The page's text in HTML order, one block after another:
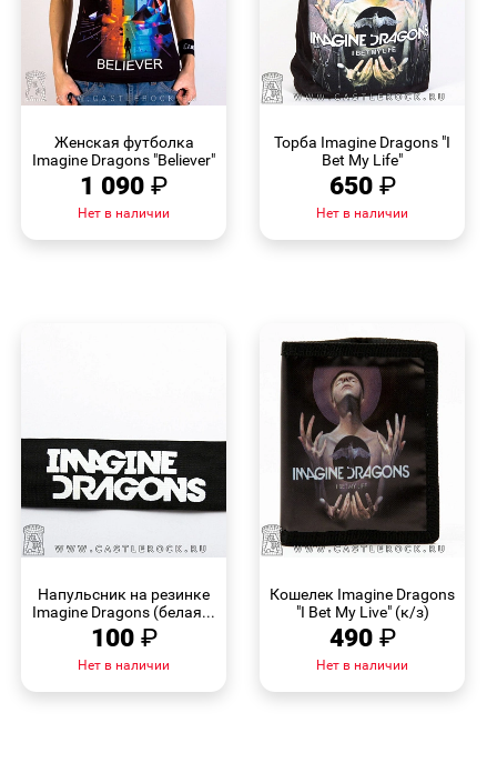
Женская футболка
Imagine Dragons "Believer"
1 090 ₽
Нет в наличии
Торба Imagine Dragons "I
Bet My Life"
650 ₽
Нет в наличии
Напульсник на резинке
Imagine Dragons (белая...
100 ₽
Нет в наличии
Кошелек Imagine Dragons
"I Bet My Live" (к/з)
490 ₽
Нет в наличии